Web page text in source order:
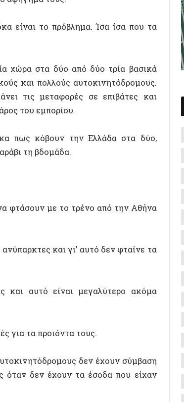
μεταφορές σε επιβάτες και
την Ελλάδα στα δύο,
με το τρένο από την Αθήνα
και γι’ αυτό δεν φταίνε τα
είναι μεγαλύτερο ακόμα
προιόντα τους.
δεν έχουν σύμβαση
έχουν τα έσοδα που είχαν
των τραπέζων.
για να συνεχίσουν τις
ΤΥΧΑΙΟ
Αναρχισμός
UNESCO
Μιχάλης
Δημήτρης
Περικλής
Δημήτρης
Γεωργία
Ελένη
Διεθνές
TRISE
ΠΟΛΙΤΕΣ